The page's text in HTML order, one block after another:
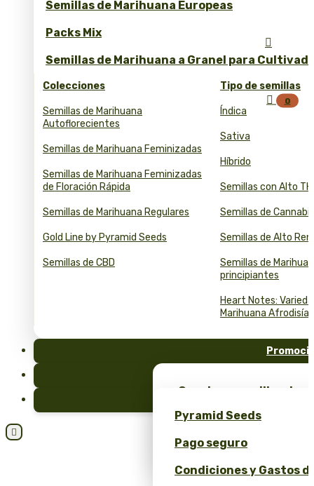
Semillas de Marihuana Europeas
Packs Mix
Semillas de Marihuana a Granel para
Colecciones
Semillas de Marihuana
Autoflorecientes
Semillas de Marihuana Feminizadas
Semillas de Marihuana Feminizadas
de Floración Rápida
Semillas de Marihuana Regulares
Gold Line by Pyramid Seeds
Semillas de CBD
Tipo de semillas
Índica
Sativa
Híbrido
Semillas con Alto
Semillas de
Semillas de Alto
Semillas de
principiantes
Heart Notes:
Marihuana
¡Consigue semillas de
Seeds!
Obtén un 10% de
Pyramid Seeds
Pago seguro
Condiciones y Gastos


 0